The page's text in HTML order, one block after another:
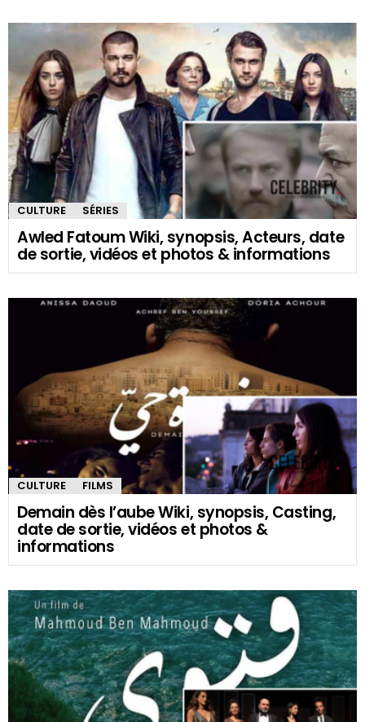
CULTURE SÉRIES
Awled Fatoum Wiki, synopsis, Acteurs, date
de sortie, vidéos et photos & informations
CULTURE FILMS
Demain dès l’aube Wiki, synopsis, Casting,
date de sortie, vidéos et photos &
informations